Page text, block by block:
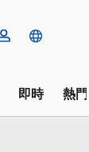
即時 熱